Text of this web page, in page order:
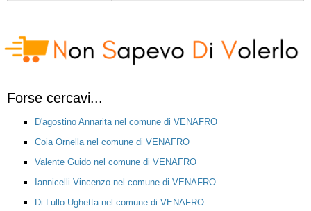
Forse cercavi...
D'agostino Annarita nel comune di VENAFRO
Coia Ornella nel comune di VENAFRO
Valente Guido nel comune di VENAFRO
Iannicelli Vincenzo nel comune di VENAFRO
Di Lullo Ughetta nel comune di VENAFRO